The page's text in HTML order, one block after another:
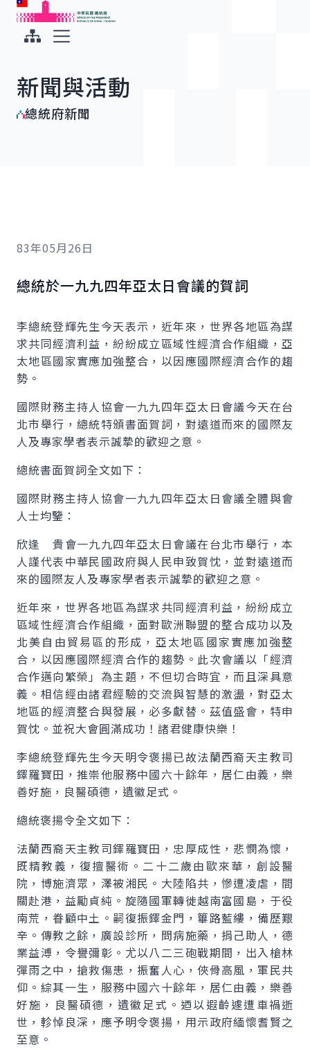
跳到主要內容
中華民國總統府
新聞與活動
總統府新聞
83年05月26日
總統於一九九四年亞太日會議的賀詞
李總統登輝先生今天表示，近年來，世界各地區為謀
求共同經濟利益，紛紛成立區域性經濟合作組織，亞
太地區國家實應加強整合，以因應國際經濟合作的趨
勢。
國際財務主持人協會一九九四年亞太日會議今天在台
北市舉行，總統特頒書面賀詞，對遠道而來的國際友
人及專家學者表示誠摯的歡迎之意。
總統書面賀詞全文如下：
國際財務主持人協會一九九四年亞太日會議全體與會
人士均鑒：
欣逢 貴會一九九四年亞太日會議在台北市舉行，本
人謹代表中華民國政府與人民申致賀忱，並對遠道而
來的國際友人及專家學者表示誠摯的歡迎之意。
近年來，世界各地區為謀求共同經濟利益，紛紛成立
區域性經濟合作組織，面對歐洲聯盟的整合成功以及
北美自由貿易區的形成，亞太地區國家實應加強整
合，以因應國際經濟合作的趨勢。此次會議以「經濟
合作邁向繁榮」為主題，不但切合時宜，而且深具意
義。相信經由諸君經驗的交流與智慧的激盪，對亞太
地區的經濟整合與發展，必多獻替。茲值盛會，特申
賀忱。並祝大會圓滿成功！諸君健康快樂！
李總統登輝先生今天明令褒揚已故法蘭西裔天主教司
鐸羅寶田，推崇他服務中國六十餘年，居仁由義，樂
善好施，良醫碩德，遺徽足式。
總統褒揚令全文如下：
法蘭西裔天主教司鐸羅寶田，忠厚成性，悲憫為懷，
既精教義，復擅醫術。二十二歲由歐來華，創設醫
院，博施濟眾，澤被湘民。大陸陷共，慘遭凌虐，間
關赴港，益勵貞純。旋隨國軍轉徙越南富國島，于役
南荒，眷顧中土。嗣復振鐸金門，篳路藍縷，備歷艱
辛。傳教之餘，廣設診所，問病施藥，捐己助人，德
業益溥，令譽彌彰。尤以八二三砲戰期間，出入槍林
彈雨之中，搶救傷患，振奮人心，俠骨高風，軍民共
仰。綜其一生，服務中國六十餘年，居仁由義，樂善
好施，良醫碩德，遺徽足式。迺以遐齡遽遭車禍逝
世，軫悼良深，應予明令褒揚，用示政府緬懷耆賢之
至意。